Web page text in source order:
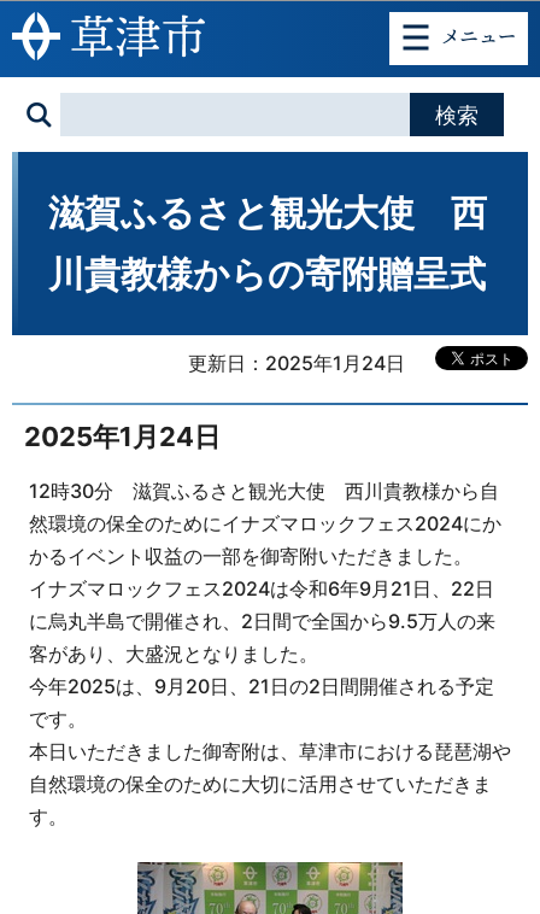
このページの本文へ移動
滋賀ふるさと観光大使 西
川貴教様からの寄附贈呈式
更新日：2025年1月24日
2025年1月24日
12時30分 滋賀ふるさと観光大使 西川貴教様から自
然環境の保全のためにイナズマロックフェス2024にか
かるイベント収益の一部を御寄附いただきました。
イナズマロックフェス2024は令和6年9月21日、22日
に烏丸半島で開催され、2日間で全国から9.5万人の来
客があり、大盛況となりました。
今年2025は、9月20日、21日の2日間開催される予定
です。
本日いただきました御寄附は、草津市における琵琶湖や
自然環境の保全のために大切に活用させていただきま
す。